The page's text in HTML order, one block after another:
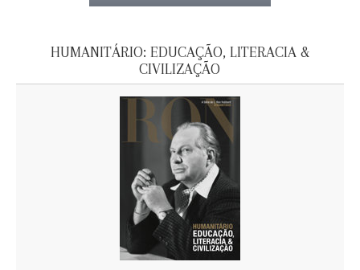
HUMANITÁRIO: EDUCAÇÃO, LITERACIA &
CIVILIZAÇÃO